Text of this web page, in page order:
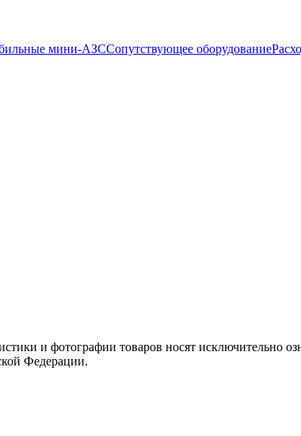
мини-АЗССопутствующее оборудование
и фотографии товаров носят исключительно
Федерации.